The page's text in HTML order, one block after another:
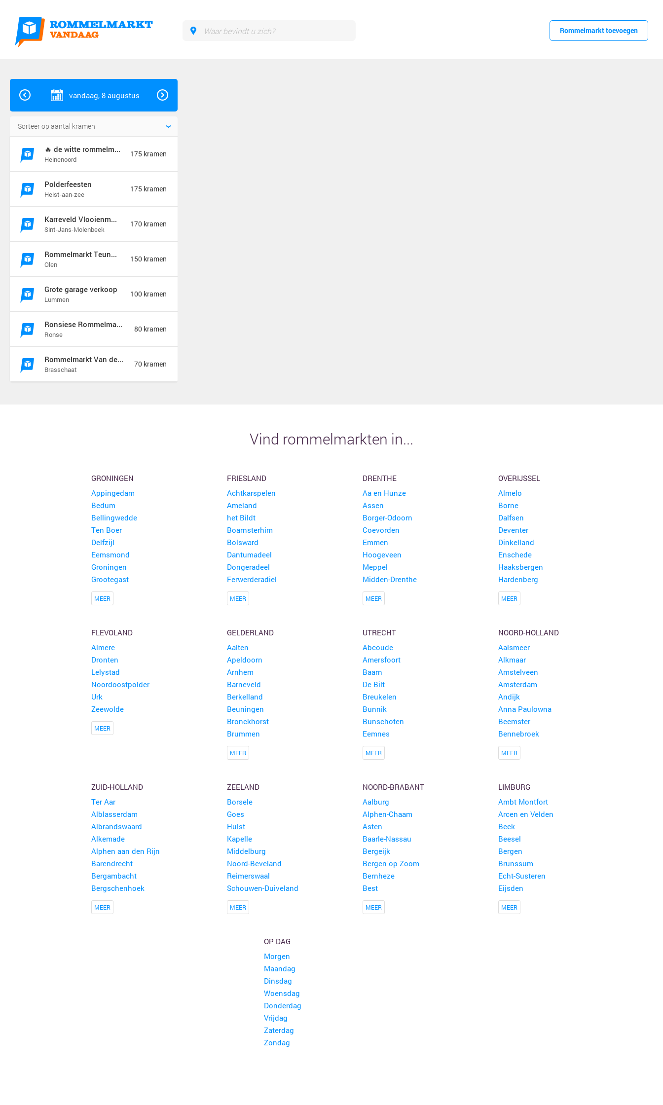
Rommelmarkt toevoegen
vandaag, 8 augustus
🔥 de witte rommelmarkt 🔥
Heinenoord
175 kramen
Polderfeesten
Heist-aan-zee
175 kramen
Karreveld Vlooienmarkt Festival
Sint-Jans-Molenbeek
170 kramen
Rommelmarkt Teunenberg
Olen
150 kramen
Grote garage verkoop
Lummen
100 kramen
Ronsiese Rommelmarkt
Ronse
80 kramen
Rommelmarkt Van de Wiellei Noord Brasschaat
Brasschaat
70 kramen
Brocante Zomerfair
Gezellige Rommelmarkt
Vind rommelmarkten in...
GRONINGEN
Appingedam
Bedum
Bellingwedde
Ten Boer
Delfzijl
Eemsmond
Groningen
Grootegast
MEER
FRIESLAND
Achtkarspelen
Ameland
het Bildt
Boarnsterhim
Bolsward
Dantumadeel
Dongeradeel
Ferwerderadiel
MEER
DRENTHE
Aa en Hunze
Assen
Borger-Odoorn
Coevorden
Emmen
Hoogeveen
Meppel
Midden-Drenthe
MEER
OVERIJSSEL
Almelo
Borne
Dalfsen
Deventer
Dinkelland
Enschede
Haaksbergen
Hardenberg
MEER
FLEVOLAND
Almere
Dronten
Lelystad
Noordoostpolder
Urk
Zeewolde
MEER
GELDERLAND
Aalten
Apeldoorn
Arnhem
Barneveld
Berkelland
Beuningen
Bronckhorst
Brummen
MEER
UTRECHT
Abcoude
Amersfoort
Baarn
De Bilt
Breukelen
Bunnik
Bunschoten
Eemnes
MEER
NOORD-HOLLAND
Aalsmeer
Alkmaar
Amstelveen
Amsterdam
Andijk
Anna Paulowna
Beemster
Bennebroek
MEER
ZUID-HOLLAND
Ter Aar
Alblasserdam
Albrandswaard
Alkemade
Alphen aan den Rijn
Barendrecht
Bergambacht
Bergschenhoek
MEER
ZEELAND
Borsele
Goes
Hulst
Kapelle
Middelburg
Noord-Beveland
Reimerswaal
Schouwen-Duiveland
MEER
NOORD-BRABANT
Aalburg
Alphen-Chaam
Asten
Baarle-Nassau
Bergeijk
Bergen op Zoom
Bernheze
Best
MEER
LIMBURG
Ambt Montfort
Arcen en Velden
Beek
Beesel
Bergen
Brunssum
Echt-Susteren
Eijsden
MEER
OP DAG
Morgen
Maandag
Dinsdag
Woensdag
Donderdag
Vrijdag
Zaterdag
Zondag